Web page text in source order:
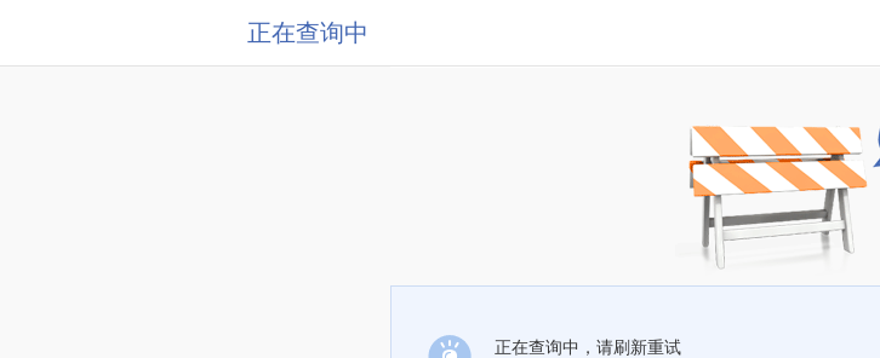
正在查询中
正在查询中，请刷新重试